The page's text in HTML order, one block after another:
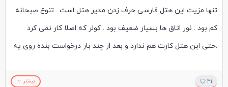
رو به هیچ عنوان انتخاب نکنن. با تشکر
تنها مزیت این هتل فارسی حرف زدن مدیر هتل است . تنوع صبحانه
کم بود . نور اتاق ها بسیار ضعیف بود . کولر که اصلا کار نمی کرد
.حتی این هتل کارت هم ندارد و بعد از چند بار درخواست بنده روی یه
نبود چون پیاده تا میدان جمهوری ده دقیقه راه بود . لابی هتل بسیار
41 بیشتر